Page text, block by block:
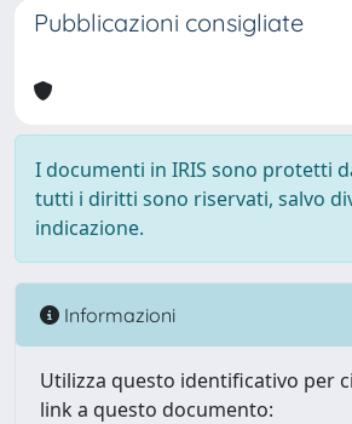
Pubblicazioni consigliate
I documenti in IRIS sono protetti
tutti i diritti sono riservati, salvo
indicazione.
Informazioni
Utilizza questo identificativo per
link a questo documento: